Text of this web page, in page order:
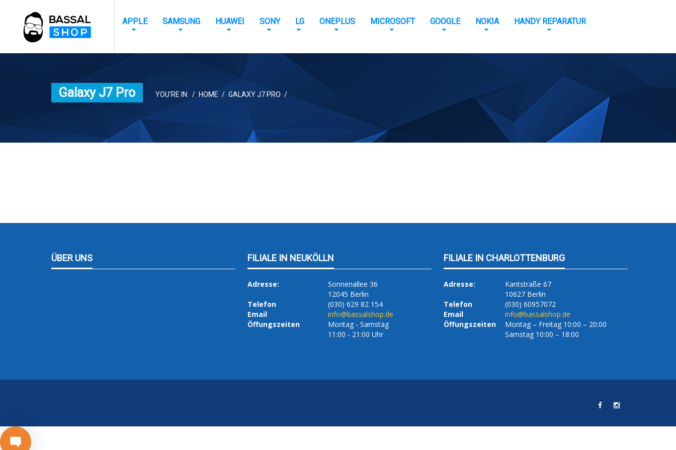
APPLE SAMSUNG HUAWEI SONY LG ONEPLUS MICROSOFT GOOGLE NOKIA HANDY REPARATUR
Galaxy J7 Pro YOU'RE IN: HOME GALAXY J7 PRO
ÜBER UNS FILIALE IN NEUKÖLLN
Adresse:
Sonnenallee 36
12045 Berlin
Telefon
(030) 629 82 154
Email
info@bassalshop.de
Öffungszeiten
Montag ‐ Samstag
11:00 ‐ 21:00 Uhr
FILIALE IN CHARLOTTENBURG
Adresse:
Kantstraße 67
10627 Berlin
Telefon
(030) 60957072
Email
info@bassalshop.de
Öffungszeiten
Montag – Freitag 10:00 – 20:00
Samstag 10:00 – 18:00